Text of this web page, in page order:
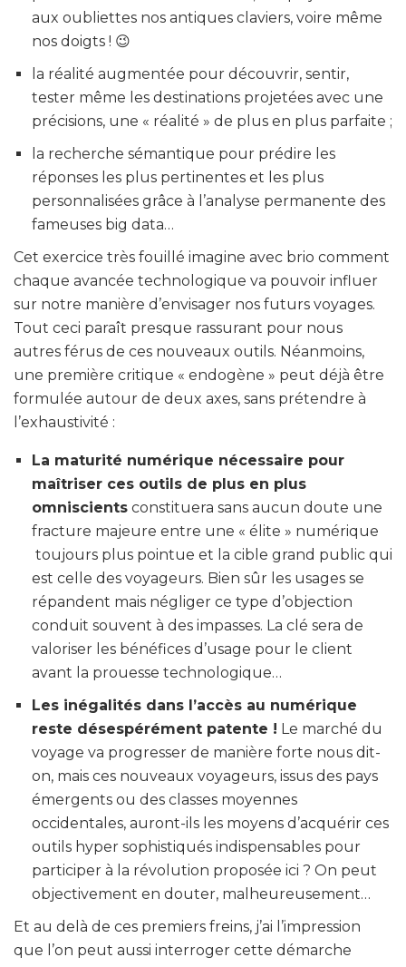
aux oubliettes nos antiques claviers, voire même
nos doigts ! 😉
la réalité augmentée pour découvrir, sentir,
tester même les destinations projetées avec une
précisions, une « réalité » de plus en plus parfaite ;
la recherche sémantique pour prédire les
réponses les plus pertinentes et les plus
personnalisées grâce à l’analyse permanente des
fameuses big data…
Cet exercice très fouillé imagine avec brio comment
chaque avancée technologique va pouvoir influer
sur notre manière d’envisager nos futurs voyages.
Tout ceci paraît presque rassurant pour nous
autres férus de ces nouveaux outils. Néanmoins,
une première critique « endogène » peut déjà être
formulée autour de deux axes, sans prétendre à
l’exhaustivité :
La maturité numérique nécessaire pour
maîtriser ces outils de plus en plus
omniscients constituera sans aucun doute une
fracture majeure entre une « élite » numérique
toujours plus pointue et la cible grand public qui
est celle des voyageurs. Bien sûr les usages se
répandent mais négliger ce type d’objection
conduit souvent à des impasses. La clé sera de
valoriser les bénéfices d’usage pour le client
avant la prouesse technologique…
Les inégalités dans l’accès au numérique
reste désespérément patente ! Le marché du
voyage va progresser de manière forte nous dit-
on, mais ces nouveaux voyageurs, issus des pays
émergents ou des classes moyennes
occidentales, auront-ils les moyens d’acquérir ces
outils hyper sophistiqués indispensables pour
participer à la révolution proposée ici ? On peut
objectivement en douter, malheureusement…
Et au delà de ces premiers freins, j’ai l’impression
que l’on peut aussi interroger cette démarche